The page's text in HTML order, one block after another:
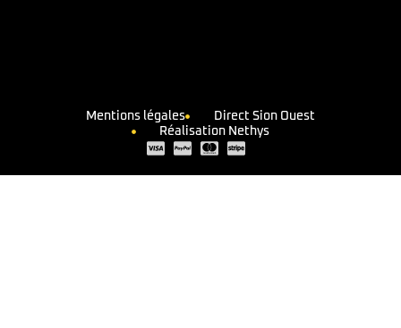
Mentions légales
Direct Sion Ouest
Réalisation Nethys